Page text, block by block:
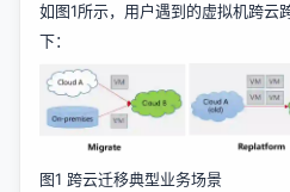
如图1所示，用户遇到的虚拟机跨云
下：
图1 跨云迁移典型业务场景